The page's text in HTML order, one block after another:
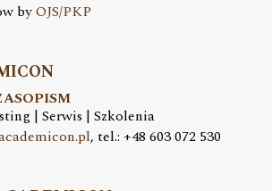
byOJS/PKP
| Serwis | Szkolenia
, tel.: +48 603 072 530